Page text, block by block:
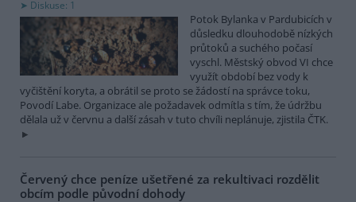
Diskuse: 1
Potok Bylanka v Pardubicích v
důsledku dlouhodobě nízkých
průtoků a suchého počasí
vyschl. Městský obvod VI chce
využít období bez vody k
vyčištění koryta, a obrátil se proto se žádostí na správce toku,
Povodí Labe. Organizace ale požadavek odmítla s tím, že údržbu
dělala už v červnu a další zásah v tuto chvíli neplánuje, zjistila ČTK.
Červený chce peníze ušetřené za rekultivaci rozdělit
obcím podle původní dohody